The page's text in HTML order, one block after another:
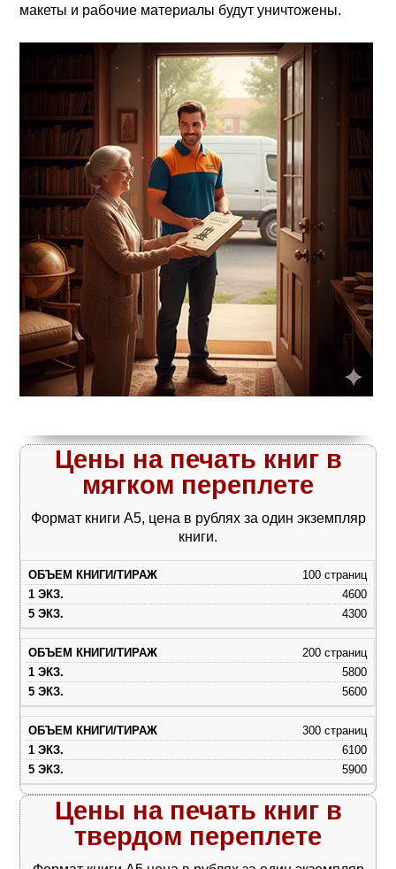
макеты и рабочие материалы будут уничтожены.
Цены на печать книг в
мягком переплете
Формат книги А5, цена в рублях за один экземпляр
книги.
100 страниц
4600
4300
200 страниц
5800
5600
300 страниц
6100
5900
Цены на печать книг в
твердом переплете